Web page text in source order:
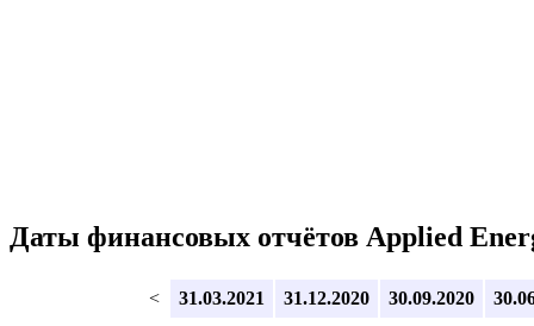
Даты финансовых отчётов Applied
< 31.03.2021 31.12.2020 30.09.2020